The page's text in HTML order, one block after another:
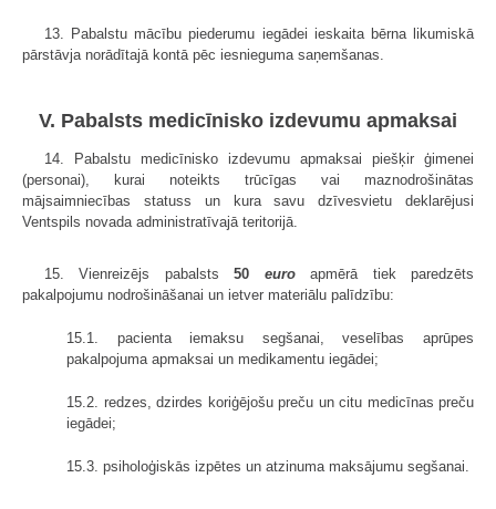
13. Pabalstu mācību piederumu iegādei ieskaita bērna likumiskā
pārstāvja norādītajā kontā pēc iesnieguma saņemšanas.
V. Pabalsts medicīnisko izdevumu apmaksai
14. Pabalstu medicīnisko izdevumu apmaksai piešķir ģimenei
(personai), kurai noteikts trūcīgas vai maznodrošinātas
mājsaimniecības statuss un kura savu dzīvesvietu deklarējusi
Ventspils novada administratīvajā teritorijā.
15. Vienreizējs pabalsts50 euroapmērā tiek paredzēts
pakalpojumu nodrošināšanai un ietver materiālu palīdzību:
15.1. pacienta iemaksu segšanai, veselības aprūpes
pakalpojuma apmaksai un medikamentu iegādei;
15.2. redzes, dzirdes koriģējošu preču un citu medicīnas preču
iegādei;
15.3. psiholoģiskās izpētes un atzinuma maksājumu segšanai.